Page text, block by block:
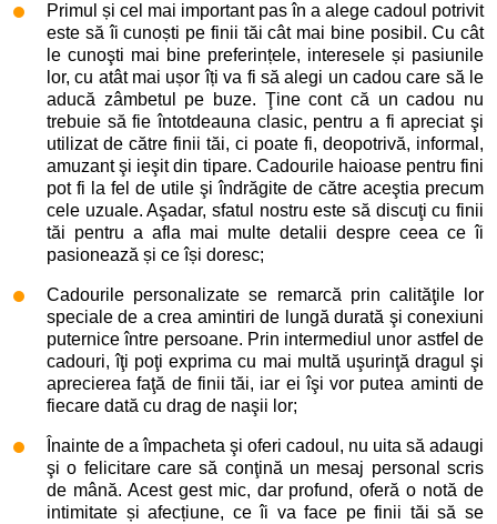
Primul și cel mai important pas în a alege cadoul potrivit
este să îi cunoști pe finii tăi cât mai bine posibil. Cu cât
le cunoşti mai bine preferințele, interesele și pasiunile
lor, cu atât mai ușor îți va fi să alegi un cadou care să le
aducă zâmbetul pe buze. Ţine cont că un cadou nu
trebuie să fie întotdeauna clasic, pentru a fi apreciat şi
utilizat de către finii tăi, ci poate fi, deopotrivă, informal,
amuzant şi ieşit din tipare. Cadourile haioase pentru fini
pot fi la fel de utile şi îndrăgite de către aceştia precum
cele uzuale. Aşadar, sfatul nostru este să discuţi cu finii
tăi pentru a afla mai multe detalii despre ceea ce îi
pasionează și ce își doresc;
Cadourile personalizate se remarcă prin calităţile lor
speciale de a crea amintiri de lungă durată şi conexiuni
puternice între persoane. Prin intermediul unor astfel de
cadouri, îţi poţi exprima cu mai multă uşurinţă dragul şi
aprecierea faţă de finii tăi, iar ei îşi vor putea aminti de
fiecare dată cu drag de naşii lor;
Înainte de a împacheta şi oferi cadoul, nu uita să adaugi
şi o felicitare care să conţină un mesaj personal scris
de mână. Acest gest mic, dar profund, oferă o notă de
intimitate și afecțiune, ce îi va face pe finii tăi să se